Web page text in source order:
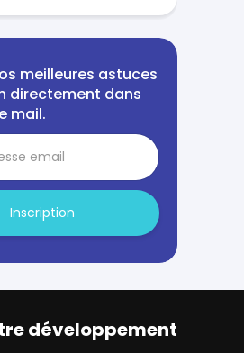
meilleures astuces
directement dans
mail.
Inscription
développement